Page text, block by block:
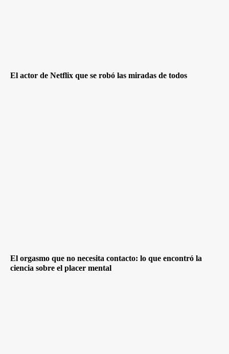
El actor de Netflix que se robó las miradas de todos
El orgasmo que no necesita contacto: lo que encontró la
ciencia sobre el placer mental